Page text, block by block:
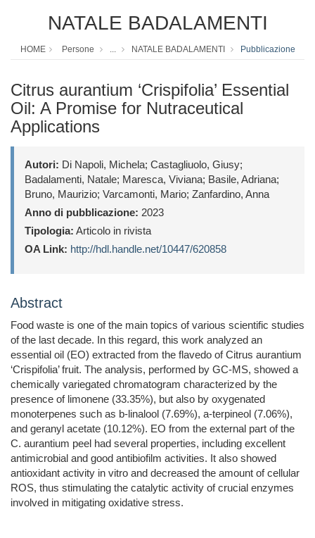
NATALE BADALAMENTI
HOME Persone ... NATALE BADALAMENTI Pubblicazione
Citrus aurantium ‘Crispifolia’ Essential
Oil: A Promise for Nutraceutical
Applications
Autori: Di Napoli, Michela; Castagliuolo, Giusy;
Badalamenti, Natale; Maresca, Viviana; Basile, Adriana;
Bruno, Maurizio; Varcamonti, Mario; Zanfardino, Anna
Anno di pubblicazione: 2023
Tipologia: Articolo in rivista
OA Link: http://hdl.handle.net/10447/620858
Abstract
Food waste is one of the main topics of various scientific studies
of the last decade. In this regard, this work analyzed an
essential oil (EO) extracted from the flavedo of Citrus aurantium
‘Crispifolia’ fruit. The analysis, performed by GC-MS, showed a
chemically variegated chromatogram characterized by the
presence of limonene (33.35%), but also by oxygenated
monoterpenes such as b-linalool (7.69%), a-terpineol (7.06%),
and geranyl acetate (10.12%). EO from the external part of the
C. aurantium peel had several properties, including excellent
antimicrobial and good antibiofilm activities. It also showed
antioxidant activity in vitro and decreased the amount of cellular
ROS, thus stimulating the catalytic activity of crucial enzymes
involved in mitigating oxidative stress.